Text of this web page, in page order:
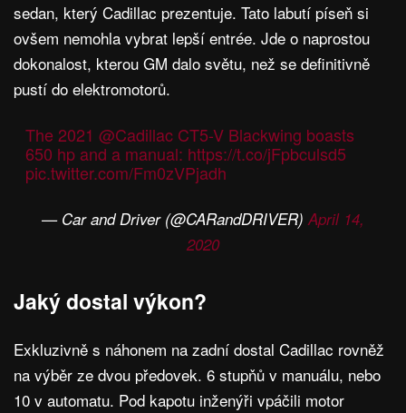
sedan, který Cadillac prezentuje. Tato labutí píseň si
ovšem nemohla vybrat lepší entrée. Jde o naprostou
dokonalost, kterou GM dalo světu, než se definitivně
pustí do elektromotorů.
The 2021 @CadillacCT5-V Blackwing boasts
650 hp and a manual: https://t.co/jFpbculsd5
pic.twitter.com/Fm0zVPjadh
— Car and Driver (@CARandDRIVER)April 14,
2020
Jaký dostal výkon?
Exkluzivně s náhonem na zadní dostal Cadillac rovněž
na výběr ze dvou předovek. 6 stupňů v manuálu, nebo
10 v automatu. Pod kapotu inženýři vpáčili motor